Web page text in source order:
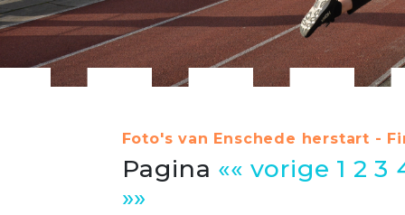
Foto's van Enschede herstart -
Pagina «« vorige 1 2 3
»»